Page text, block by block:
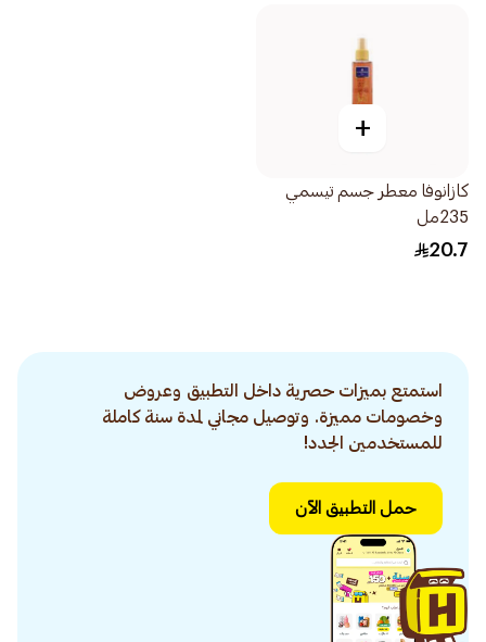
+
كازانوفا معطر جسم تيسمي
235مل
20.7
استمتع بميزات حصرية داخل التطبيق وعروض
وخصومات مميزة. وتوصيل مجاني لمدة سنة كاملة
للمستخدمين الجدد!
حمل التطبيق الآن